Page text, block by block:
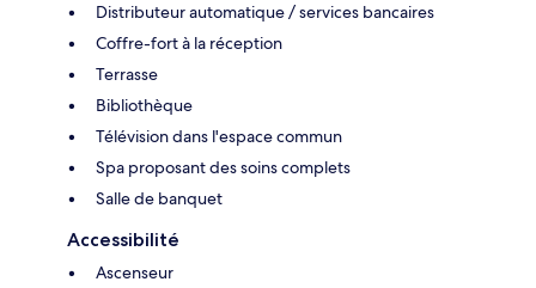
Distributeur automatique / services bancaires
Coffre-fort à la réception
Terrasse
Bibliothèque
Télévision dans l'espace commun
Spa proposant des soins complets
Salle de banquet
Accessibilité
Ascenseur